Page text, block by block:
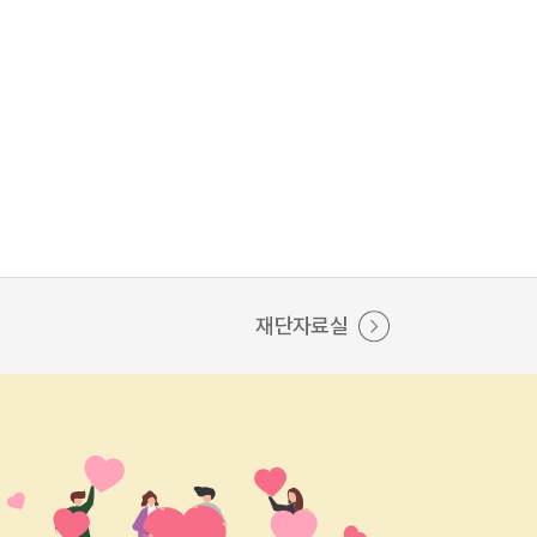
재단자료실